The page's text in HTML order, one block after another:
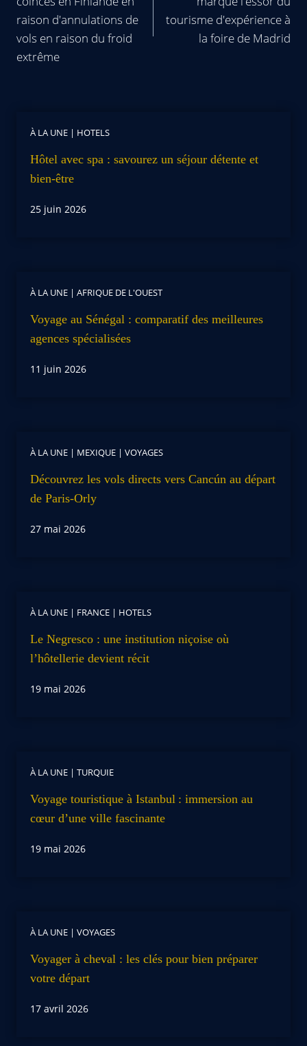
raison d'annulations de
vols en raison du froid
extrême
tourisme d'expérience à
la foire de Madrid
À LA UNE | HOTELS
Hôtel avec spa : savourez un séjour détente et
bien-être
25 juin 2026
À LA UNE | AFRIQUE DE L'OUEST
Voyage au Sénégal : comparatif des meilleures
agences spécialisées
11 juin 2026
À LA UNE | MEXIQUE | VOYAGES
Découvrez les vols directs vers Cancún au départ
de Paris-Orly
27 mai 2026
À LA UNE | FRANCE | HOTELS
Le Negresco : une institution niçoise où
l’hôtellerie devient récit
19 mai 2026
À LA UNE | TURQUIE
Voyage touristique à Istanbul : immersion au
cœur d’une ville fascinante
19 mai 2026
À LA UNE | VOYAGES
Voyager à cheval : les clés pour bien préparer
votre départ
17 avril 2026